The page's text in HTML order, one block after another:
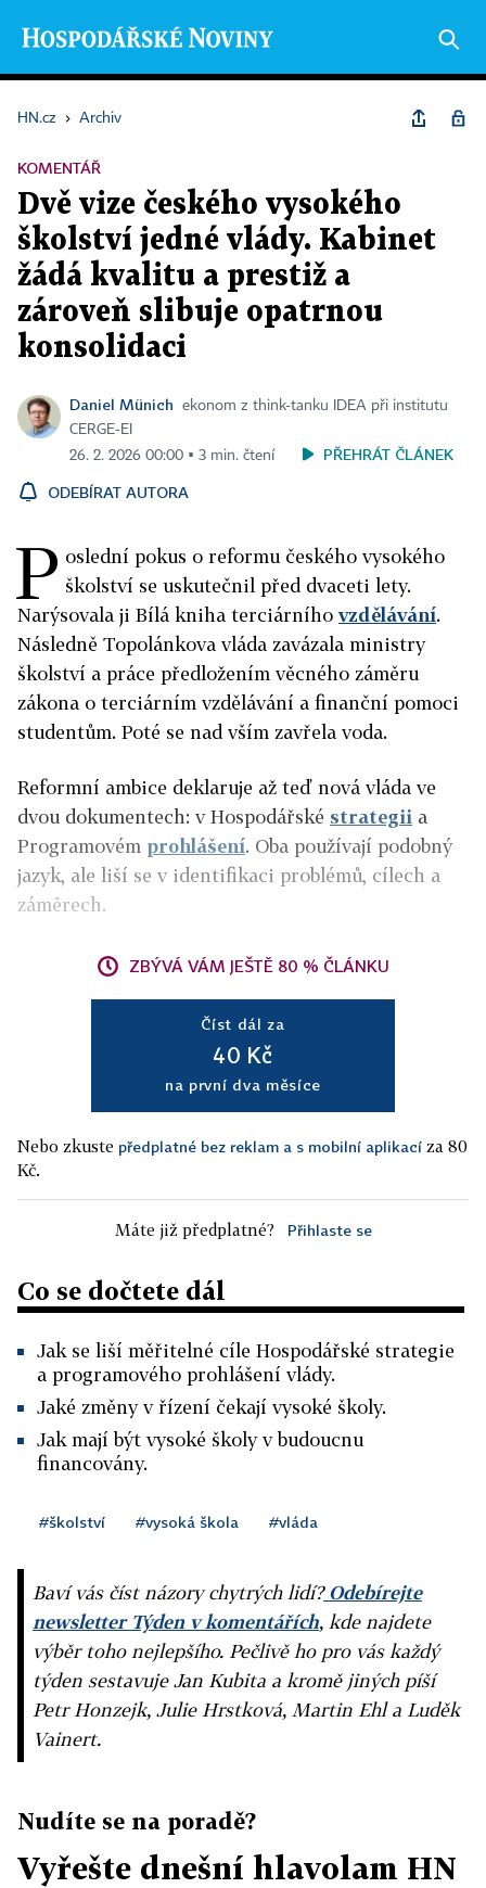
HN.cz › Archiv
KOMENTÁŘ
Dvě vize českého vysokého
školství jedné vlády. Kabinet
žádá kvalitu a prestiž a
zároveň slibuje opatrnou
konsolidaci
Daniel Münich
ekonom z think‑tanku IDEA při institutu
CERGE‑EI
26. 2. 2026 00:00 ▪ 3 min. čtení
PŘEHRÁT ČLÁNEK
ODEBÍRAT AUTORA
P oslední pokus o reformu českého vysokého
školství se uskutečnil před dvaceti lety.
Narýsovala ji Bílá kniha terciárníhovzdělávání.
Následně Topolánkova vláda zavázala ministry
školství a práce předložením věcného záměru
zákona o terciárním vzdělávání a finanční pomoci
studentům. Poté se nad vším zavřela voda.
Reformní ambice deklaruje až teď nová vláda ve
dvou dokumentech: vHospodářské strategii a
Programovém prohlášení. Oba používají podobný
jazyk, ale liší se v identifikaci problémů, cílech a
záměrech.
ZBÝVÁ VÁM JEŠTĚ 80 % ČLÁNKU
Číst dál za
40 Kč
na první dva měsíce
Nebo zkuste předplatné bez reklam a s mobilní aplikací za 80
Kč.
Máte již předplatné? Přihlaste se
Co se dočtete dál
Jak se liší měřitelné cíle Hospodářské strategie
a programového prohlášení vlády.
Jaké změny v řízení čekají vysoké školy.
Jak mají být vysoké školy v budoucnu
financovány.
#školství #vysoká škola #vláda
Baví vás číst názory chytrých lidí?Odebírejte
newsletter Týden v komentářích, kde najdete
výběr toho nejlepšího. Pečlivě ho pro vás každý
týden sestavuje Jan Kubita a kromě jiných píší
Petr Honzejk, Julie Hrstková, Martin Ehl a Luděk
Vainert.
Nudíte se na poradě?
Vyřešte dnešní hlavolam HN